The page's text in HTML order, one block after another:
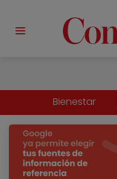
Bienestar